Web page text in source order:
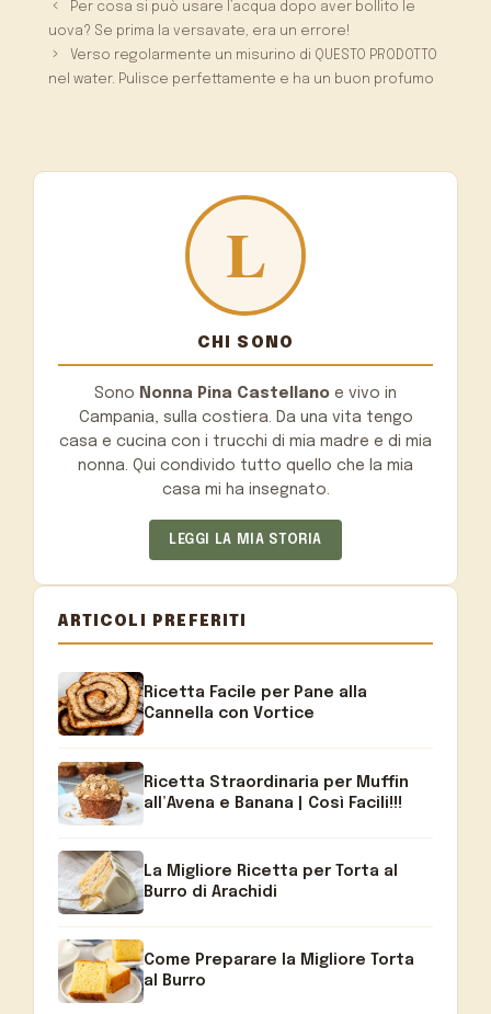
Per cosa si può usare l’acqua dopo aver bollito le
uova? Se prima la versavate, era un errore!
Verso regolarmente un misurino di QUESTO PRODOTTO
nel water. Pulisce perfettamente e ha un buon profumo
CHI SONO
Sono Nonna Pina Castellano e vivo in
Campania, sulla costiera. Da una vita tengo
casa e cucina con i trucchi di mia madre e di mia
nonna. Qui condivido tutto quello che la mia
casa mi ha insegnato.
LEGGI LA MIA STORIA
ARTICOLI PREFERITI
Ricetta Facile per Pane alla
Cannella con Vortice
Ricetta Straordinaria per Muffin
all’Avena e Banana | Così Facili!!!
La Migliore Ricetta per Torta al
Burro di Arachidi
Come Preparare la Migliore Torta
al Burro